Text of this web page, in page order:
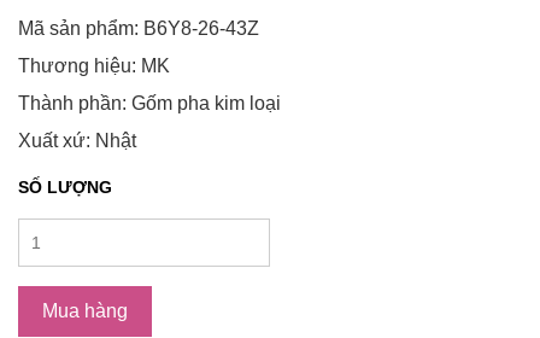
Mã sản phẩm: B6Y8-26-43Z
Thương hiệu: MK
Thành phần: Gốm pha kim loại
Xuất xứ: Nhật
SỐ LƯỢNG
Mua hàng